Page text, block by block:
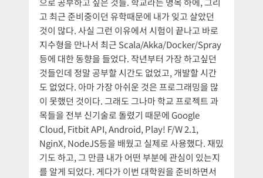
고 최근 준비중이던 유학때문에 내가 잊고 살았던
것이 많다. 사실 그런 이유에서 시험이 끝나고 바로
지수형을 만나서 최근 Scala/Akka/Docker/Spray
등에 대한 동향을 들었다. 작년부터 가장 하고싶던
것들인데 정말 공부할 시간도 없었고, 개발할 시간
도 없었다. 아마 가장 아쉬운 것은 프로그래밍을 많
이 못했던 것이다. 그래도 그나마 학교 프로젝트 과
목들을 전부 신기술로 돌렸기 때문에 Google
Cloud, Fitbit API, Android, Play! F/W 2.1,
NginX, NodeJS등을 배웠고 실제로 사용했다. 재밌
기도 하고, 그 만큼 내가 어떤 부분에 관심이 있는지
를 알게 되었다. 게다가 이번 대학원을 준비하면서